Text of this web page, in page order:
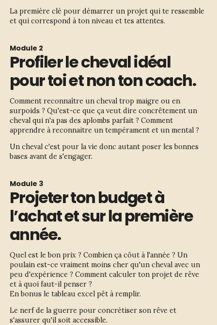
La première clé pour démarrer un projet qui te ressemble
et qui correspond à ton niveau et tes attentes.
Module 2
Profiler le cheval idéal
pour toi et non ton coach.
Comment reconnaître un cheval trop maigre ou en
surpoids ? Qu'est-ce que ça veut dire concrêtement un
cheval qui n'a pas des aplombs parfait ? Comment
apprendre à reconnaitre un tempérament et un mental ?
Un cheval c'est pour la vie donc autant poser les bonnes
bases avant de s'engager.
Module 3
Projeter ton budget à
l’achat et sur la première
année.
Quel est le bon prix ? Combien ça côut à l'année ? Un
poulain est-ce vraiment moins cher qu'un cheval avec un
peu d'expérience ? Comment calculer ton projet de rêve
et à quoi faut-il penser ?
En bonus le tableau excel pêt à remplir.
Le nerf de la guerre pour concrétiser son rêve et
s'assurer qu'il soit accessible.